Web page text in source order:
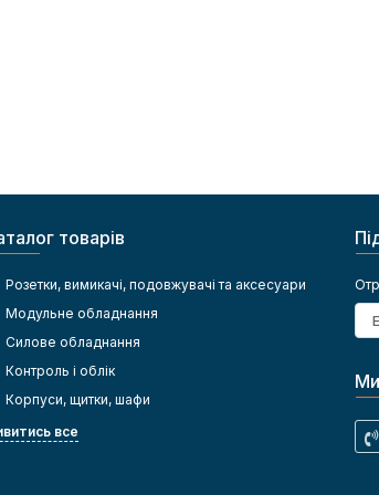
товарів
Розетки, вимикачі, подовжувачі та аксесуари
Модульне обладнання
Силове обладнання
Контроль і облік
Корпуси, щитки, шафи
все